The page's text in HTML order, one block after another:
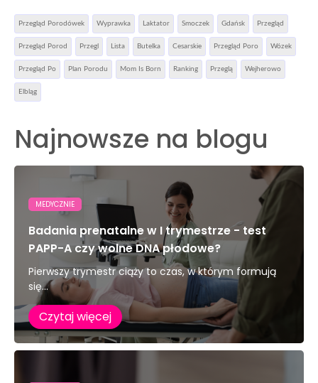
Przegląd Porodówek Wyprawka Laktator Smoczek Gdańsk Przegląd
Przegląd Porod Przegl Lista Butelka Cesarskie Przegląd Poro Wózek
Przegląd Po Plan Porodu Mom Is Born Ranking Przeglą Wejherowo
Elbląg
Najnowsze na blogu
MEDYCZNIE
Badania prenatalne w I trymestrze - test
PAPP-A czy wolne DNA płodowe?
Pierwszy trymestr ciąży to czas, w którym formują
się...
Czytaj więcej